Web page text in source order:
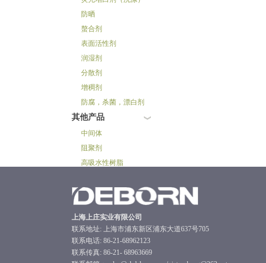
防晒
螯合剂
表面活性剂
润湿剂
分散剂
增稠剂
防腐，杀菌，漂白剂
其他产品
中间体
阻聚剂
高吸水性树脂
上海上庄实业有限公司
联系地址: 上海市浦东新区浦东大道637号705
联系电话: 86-21-68962123
联系传真: 86-21- 68963669